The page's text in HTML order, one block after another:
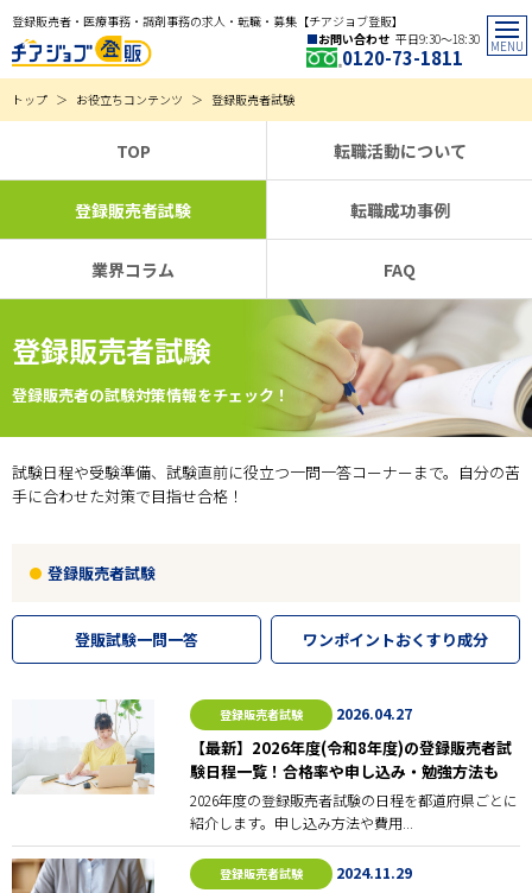
登録販売者・医療事務・調剤事務の求人・転職・募集【チアジョブ登販】
お問い合わせ 平日9:30〜18:30
0120-73-1811
トップ お役立ちコンテンツ 登録販売者試験
TOP 転職活動について
登録販売者試験 転職成功事例
業界コラム FAQ
登録販売者試験
登録販売者の試験対策情報をチェック！
試験日程や受験準備、試験直前に役立つ一問一答コーナーまで。自分の苦
手に合わせた対策で目指せ合格！
登録販売者試験
登販試験一問一答 ワンポイントおくすり成分
登録販売者試験 2026.04.27
【最新】2026年度(令和8年度)の登録販売者試
験日程一覧！合格率や申し込み・勉強方法も
2026年度の登録販売者試験の日程を都道府県ごとに
紹介します。申し込み方法や費用...
登録販売者試験 2024.11.29